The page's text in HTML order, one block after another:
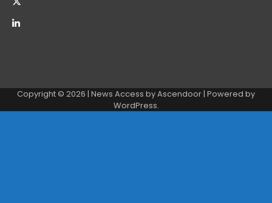
Copyright © 2026 | News Access byAscendoor | Powered by
WordPress.